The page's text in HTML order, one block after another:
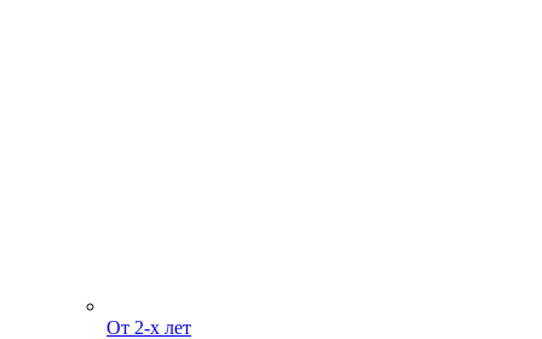
От 2-х лет